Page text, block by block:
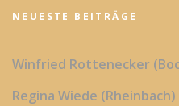
NEUESTE BEITRÄGE
Winfried Rottenecker
Regina Wiede (Rheinbach)